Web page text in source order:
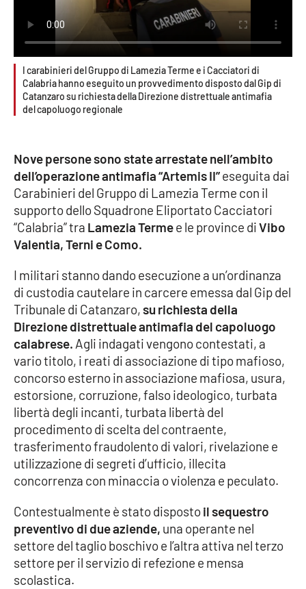
Cultura
Economia e Lavoro
Politica
Società
Sport
RUBRICHE
Good Morning Vietnam
Parchi Marini Calabria
Leggendo Alvaro insieme
Imprese Di Calabria
Le perfidie di Antonella Grippo
Venti di comunicazione
STREAMING
LaC TV
LaC Network
I carabinieri del Gruppo di Lamezia Terme e i Cacciatori di
Calabria hanno eseguito un provvedimento disposto dal Gip di
Catanzaro su richiesta della Direzione distrettuale antimafia
del capoluogo regionale
Nove persone sono state arrestate nell’ambito
dell’operazione antimafia “Artemis II”eseguita dai
Carabinieri del Gruppo di Lamezia Terme con il
supporto dello Squadrone Eliportato Cacciatori
“Calabria” tra Lamezia Termee le province diVibo
Valentia, Terni e Como.
I militari stanno dando esecuzione a un’ordinanza
di custodia cautelare in carcere emessa dal Gip del
Tribunale di Catanzaro,su richiesta della
Direzione distrettuale antimafia del capoluogo
calabrese. Agli indagati vengono contestati, a
vario titolo, i reati di associazione di tipo mafioso,
concorso esterno in associazione mafiosa, usura,
estorsione, corruzione, falso ideologico, turbata
libertà degli incanti, turbata libertà del
procedimento di scelta del contraente,
trasferimento fraudolento di valori, rivelazione e
utilizzazione di segreti d’ufficio, illecita
concorrenza con minaccia o violenza e peculato.
Contestualmente è stato dispostoil sequestro
preventivo di due aziende, una operante nel
settore del taglio boschivo e l’altra attiva nel terzo
settore per il servizio di refezione e mensa
scolastica.